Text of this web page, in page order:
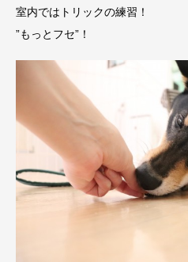
室内ではトリックの練習！
”もっとフセ”！